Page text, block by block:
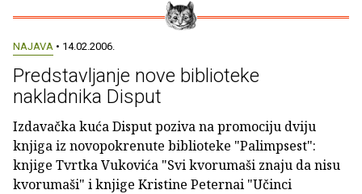
NAJAVA • 14.02.2006.
Predstavljanje nove biblioteke
nakladnika Disput
Izdavačka kuća Disput poziva na promociju dviju
knjiga iz novopokrenute biblioteke "Palimpsest":
knjige Tvrtka Vukovića "Svi kvorumaši znaju da nisu
kvorumaši" i knjige Kristine Peternai "Učinci